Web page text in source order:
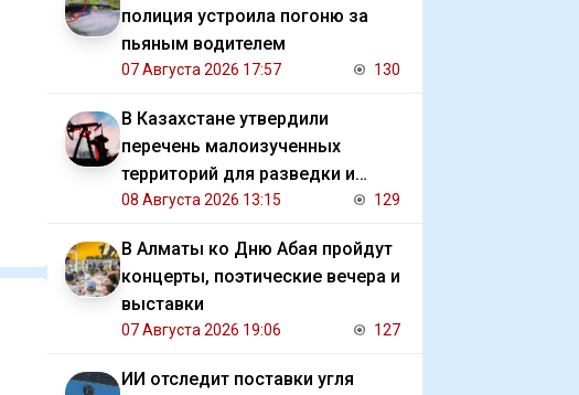
полиция устроила погоню за
пьяным водителем
07 Августа 2026 17:57 130
В Казахстане утвердили
перечень малоизученных
территорий для разведки и
добычи углеводородов
08 Августа 2026 13:15 129
В Алматы ко Дню Абая пройдут
концерты, поэтические вечера и
выставки
07 Августа 2026 19:06 127
ИИ отследит поставки угля